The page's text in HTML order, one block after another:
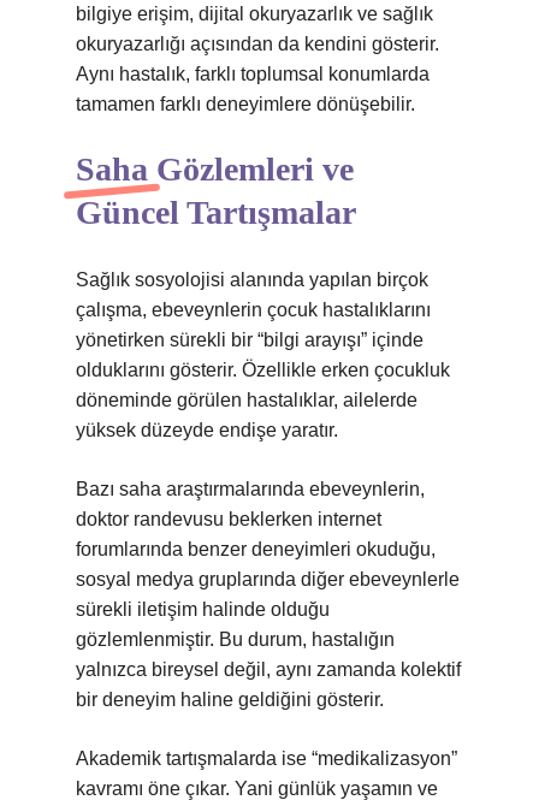
bilgiye erişim, dijital okuryazarlık ve sağlık
okuryazarlığı açısından da kendini gösterir.
Aynı hastalık, farklı toplumsal konumlarda
tamamen farklı deneyimlere dönüşebilir.
Saha Gözlemleri ve
Güncel Tartışmalar
Sağlık sosyolojisi alanında yapılan birçok
çalışma, ebeveynlerin çocuk hastalıklarını
yönetirken sürekli bir “bilgi arayışı” içinde
olduklarını gösterir. Özellikle erken çocukluk
döneminde görülen hastalıklar, ailelerde
yüksek düzeyde endişe yaratır.
Bazı saha araştırmalarında ebeveynlerin,
doktor randevusu beklerken internet
forumlarında benzer deneyimleri okuduğu,
sosyal medya gruplarında diğer ebeveynlerle
sürekli iletişim halinde olduğu
gözlemlenmiştir. Bu durum, hastalığın
yalnızca bireysel değil, aynı zamanda kolektif
bir deneyim haline geldiğini gösterir.
Akademik tartışmalarda ise “medikalizasyon”
kavramı öne çıkar. Yani günlük yaşamın ve